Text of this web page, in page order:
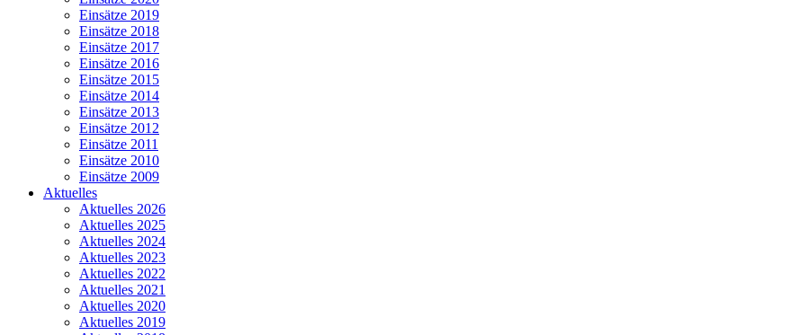
Einsätze 2019
Einsätze 2018
Einsätze 2017
Einsätze 2016
Einsätze 2015
Einsätze 2014
Einsätze 2013
Einsätze 2012
Einsätze 2011
Einsätze 2010
Einsätze 2009
Aktuelles
Aktuelles 2026
Aktuelles 2025
Aktuelles 2024
Aktuelles 2023
Aktuelles 2022
Aktuelles 2021
Aktuelles 2020
Aktuelles 2019